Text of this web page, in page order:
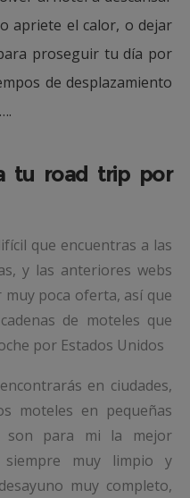
apriete el calor, o dejar
proseguir tu día por
de desplazamiento
tu road trip por
que encuentras a las
y las anteriores webs
poca oferta, así que
de moteles que
por Estados Unidos
en ciudades,
moteles en pequeñas
son para mi la mejor
muy limpio y
muy completo,